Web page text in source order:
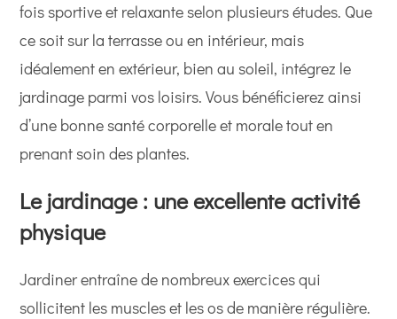
fois sportive et relaxante selon plusieurs études. Que
ce soit sur la terrasse ou en intérieur, mais
idéalement en extérieur, bien au soleil, intégrez le
jardinage parmi vos loisirs. Vous bénéficierez ainsi
d’une bonne santé corporelle et morale tout en
prenant soin des plantes.
Le jardinage : une excellente activité
physique
Jardiner entraîne de nombreux exercices qui
sollicitent les muscles et les os de manière régulière.